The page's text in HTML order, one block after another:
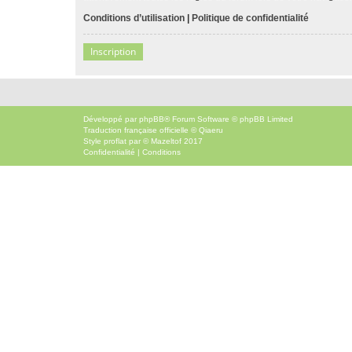
Conditions d’utilisation | Politique de confidentialité
Inscription
Développé par phpBB® Forum Software © phpBB Limited
Traduction française officielle ©Qiaeru
Style proflat par © Mazeltof 2017
Confidentialité | Conditions